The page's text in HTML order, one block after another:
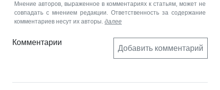
Мнение авторов, выраженное в комментариях к статьям, может не
совпадать с мнением редакции. Ответственность за содержание
комментариев несут их авторы. далее
Комментарии
Добавить комментарий